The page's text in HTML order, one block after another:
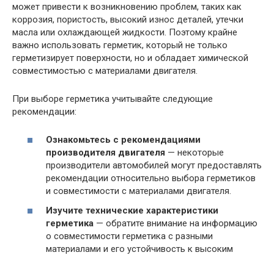
может привести к возникновению проблем, таких как
коррозия, пористость, высокий износ деталей, утечки
масла или охлаждающей жидкости. Поэтому крайне
важно использовать герметик, который не только
герметизирует поверхности, но и обладает химической
совместимостью с материалами двигателя.
При выборе герметика учитывайте следующие
рекомендации:
Ознакомьтесь с рекомендациями
производителя двигателя — некоторые
производители автомобилей могут предоставлять
рекомендации относительно выбора герметиков
и совместимости с материалами двигателя.
Изучите технические характеристики
герметика — обратите внимание на информацию
о совместимости герметика с разными
материалами и его устойчивость к высоким